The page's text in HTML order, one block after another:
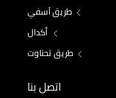
طريق آسفي
أكدال
طريق تحناوت
اتصل بنا